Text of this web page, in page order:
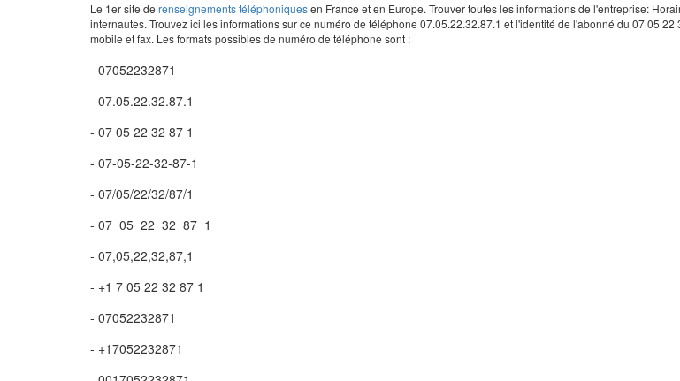
Le 1er site de renseignements téléphoniquesen France et en Europe. Trouver toutes les informations de l'entreprise:
internautes. Trouvez ici les informations sur ce numéro de téléphone 07.05.22.32.87.1 et l'identité de l'abonné du 07 05 22
mobile et fax. Les formats possibles de numéro de téléphone sont :
- 07052232871
- 07.05.22.32.87.1
- 07 05 22 32 87 1
- 07-05-22-32-87-1
- 07/05/22/32/87/1
- 07_05_22_32_87_1
- 07,05,22,32,87,1
- +1 7 05 22 32 87 1
- 07052232871
- +17052232871